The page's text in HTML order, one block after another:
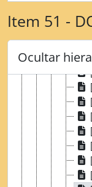
Item 51 -
Ocultar